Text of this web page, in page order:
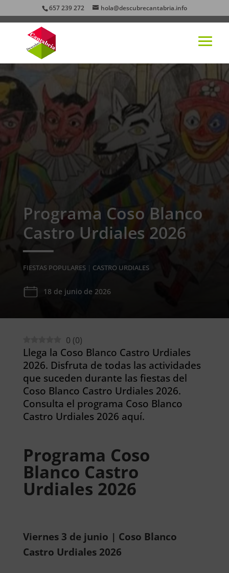
657 239 272 hola@descubrecantabria.info
Programa Coso Blanco
Castro Urdiales 2026
FIESTAS POPULARES| CASTRO URDIALES
18 de junio de 2026
0 (0)
Llega la Coso Blanco Castro Urdiales
2026. Disfruta de todas las actividades
que suceden durante las fiestas del
Coso Blanco Castro Urdiales 2026.
Consulta el programa Coso Blanco
Castro Urdiales 2026 aquí.
Programa Coso
Blanco Castro
Urdiales 2026
Viernes 3 de junio | Coso Blanco
Castro Urdiales 2026